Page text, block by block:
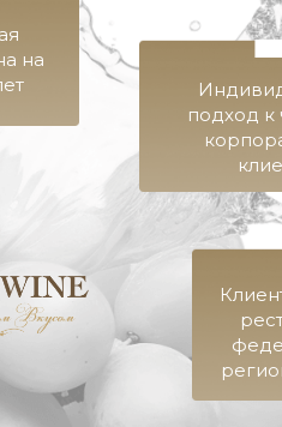
на
подход к